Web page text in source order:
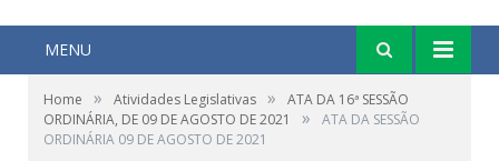
MENU
Home » Atividades Legislativas »
ATA DA 16ª SESSÃO
ORDINÁRIA, DE 09 DE AGOSTO DE 2021
»
ATA DA SESSÃO
ORDINÁRIA 09 DE AGOSTO DE 2021